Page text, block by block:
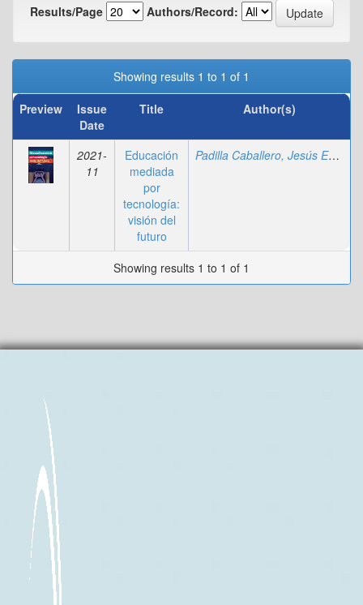
Results/Page
Authors/Record:
Showing results 1 to 1 of 1
Preview
Issue
Date
Title Author(s)
2021-
11
Educación
mediada
por
tecnología:
visión del
futuro
Padilla Caballero, Jesús Emilio Agustín
Showing results 1 to 1 of 1